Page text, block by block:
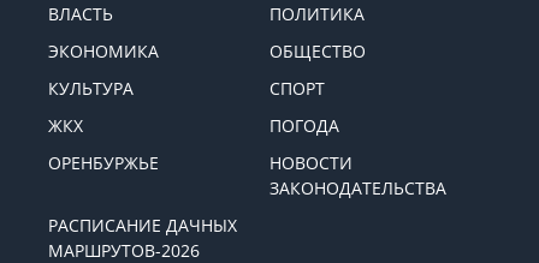
ВЛАСТЬ
ПОЛИТИКА
ЭКОНОМИКА
ОБЩЕСТВО
КУЛЬТУРА
СПОРТ
ЖКХ
ПОГОДА
ОРЕНБУРЖЬЕ
НОВОСТИ
ЗАКОНОДАТЕЛЬСТВА
РАСПИСАНИЕ ДАЧНЫХ
МАРШРУТОВ-2026